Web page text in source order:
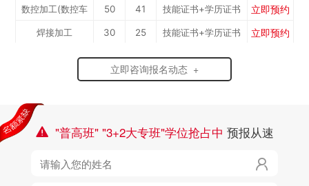
数控加工(数控车
工）
50 41 技能证书+学历证书 立即预约
焊接加工 30 25 技能证书+学历证书 立即预约
消防工程技术 150 123 技能证书+学历证书
农业机械运维 30 25 技能证书+学历证书
通信运营服务
计算机应用与维修 立即预约
轨道交通车辆运检 50 立即预约
立即咨询报名动态 +
 "普高班" "3+2大专班"学位抢占中 预报从速
